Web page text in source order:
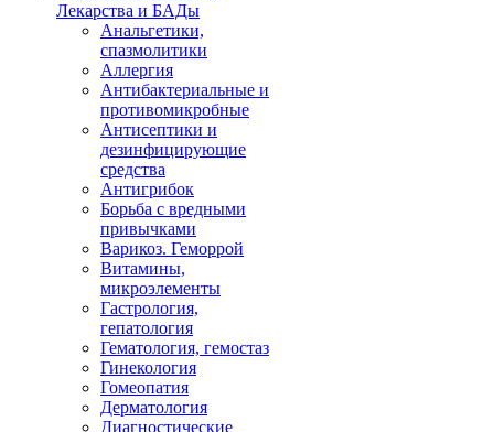
Лекарства и БАДы
Анальгетики,
спазмолитики
Аллергия
Антибактериальные и
противомикробные
Антисептики и
дезинфицирующие
средства
Антигрибок
Борьба с вредными
привычками
Варикоз. Геморрой
Витамины,
микроэлементы
Гастрология,
гепатология
Гематология, гемостаз
Гинекология
Гомеопатия
Дерматология
Диагностические